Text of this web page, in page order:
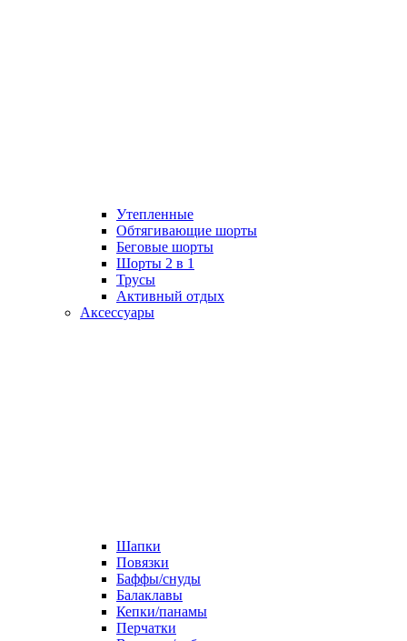
Утепленные
Обтягивающие шорты
Беговые шорты
Шорты 2 в 1
Трусы
Активный отдых
Аксессуары
Шапки
Повязки
Баффы/снуды
Балаклавы
Кепки/панамы
Перчатки